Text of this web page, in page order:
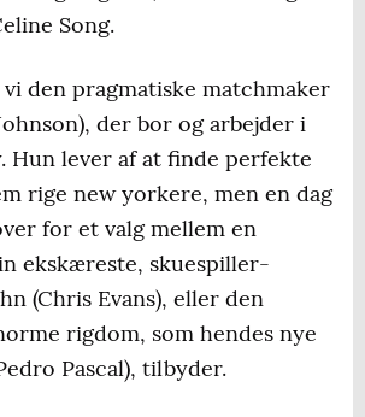
Song.
den pragmatiske matchmaker
der bor og arbejder i
Hun lever af at finde perfekte
rige new yorkere, men en dag
for et valg mellem en
ekskæreste, skuespiller-
(Chris Evans), eller den
rigdom, som hendes nye
Pascal), tilbyder.